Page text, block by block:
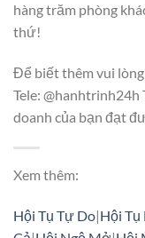
hàng trăm phòng
thứ!
Để biết thêm vui
Tele: @hanhtrinh24h
doanh của bạn đạt
Xem thêm:
Hội Tụ Tự Do|Hội